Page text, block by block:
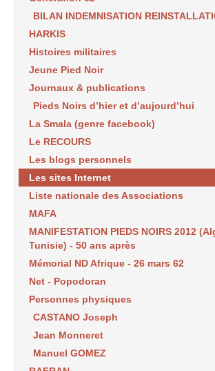
BILAN INDEMNISATION
HARKIS
Histoires militaires
Jeune Pied Noir
Journaux & publications
Pieds Noirs d’hier et d’aujourd’hui
La Smala (genre facebook)
Le RECOURS
Les blogs personnels
Les sites Internet
Liste nationale des Associations
MAFA
MANIFESTATION PIEDS NOIRS 2012
Tunisie) - 50 ans après
Mémorial ND Afrique - 26 mars 62
Net - Popodoran
Personnes physiques
CASTANO Joseph
Jean Monneret
Manuel GOMEZ